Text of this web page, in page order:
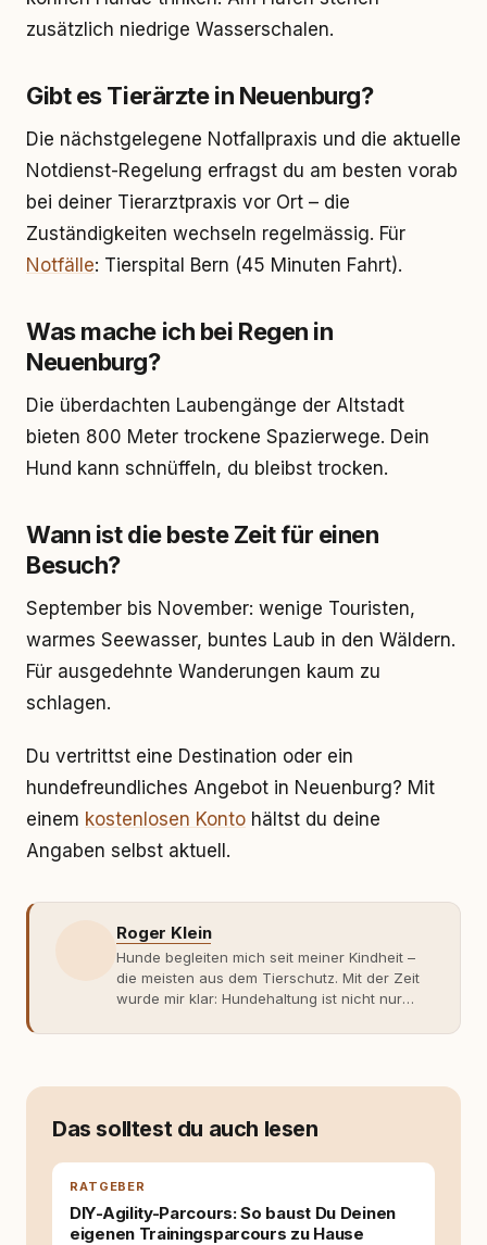
zusätzlich niedrige Wasserschalen.
Gibt es Tierärzte in Neuenburg?
Die nächstgelegene Notfallpraxis und die aktuelle
Notdienst-Regelung erfragst du am besten vorab
bei deiner Tierarztpraxis vor Ort – die
Zuständigkeiten wechseln regelmässig. Für
Notfälle: Tierspital Bern (45 Minuten Fahrt).
Was mache ich bei Regen in
Neuenburg?
Die überdachten Laubengänge der Altstadt
bieten 800 Meter trockene Spazierwege. Dein
Hund kann schnüffeln, du bleibst trocken.
Wann ist die beste Zeit für einen
Besuch?
September bis November: wenige Touristen,
warmes Seewasser, buntes Laub in den Wäldern.
Für ausgedehnte Wanderungen kaum zu
schlagen.
Du vertrittst eine Destination oder ein
hundefreundliches Angebot in Neuenburg? Mit
einem kostenlosen Konto hältst du deine
Angaben selbst aktuell.
Roger Klein
Hunde begleiten mich seit meiner Kindheit –
die meisten aus dem Tierschutz. Mit der Zeit
wurde mir klar: Hundehaltung ist nicht nur
Fachwissen. Der Wendepunkt kam mit meinem
moderner Hundeerziehung
entsteht echte Bindung dort, wo Verständnis
Wissen ersetzt – nicht umgekehrt. Aus dieser
Entwicklung entstand rundum.dog – ein
Wissens- und Serviceportal für
Das solltest du auch lesen
RATGEBER
DIY-Agility-Parcours: So baust Du Deinen
eigenen Trainingsparcours zu Hause